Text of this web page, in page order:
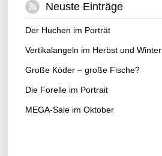
Neuste Einträge
Der Huchen im Porträt
Vertikalangeln im Herbst und Winter
Große Köder – große Fische?
Die Forelle im Portrait
MEGA-Sale im Oktober